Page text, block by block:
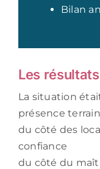
Bilan
Les résultats
La situation
présence
du côté des
confiance
du côté du